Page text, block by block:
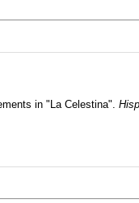
in "La Celestina".